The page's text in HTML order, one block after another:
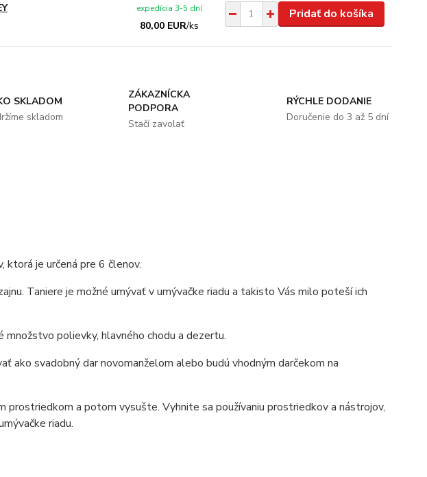
80,00 EUR/ks
expedícia 3-5 dní Pridať do košíka
SKLADOM
skladom
ZÁKAZNÍCKA
PODPORA
Stačí zavolať
RÝCHLE DODANIE
Doručenie do 3 až 5 dní
ktorá je určená pre 6 členov.
Taniere je možné umývať v umývačke riadu a takisto Vás milo poteší ich
polievky, hlavného chodu a dezertu.
ako svadobný dar novomanželom alebo budú vhodným darčekom na
a potom vysušte. Vyhnite sa používaniu prostriedkov a nástrojov,
riadu.